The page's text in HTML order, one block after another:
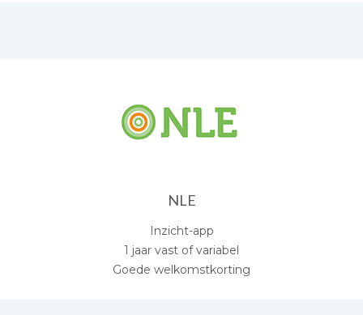
NLE
Inzicht-app
1 jaar vast of variabel
Goede welkomstkorting